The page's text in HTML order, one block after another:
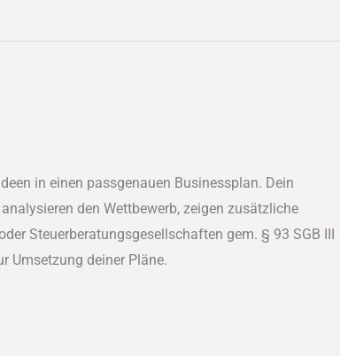
in einen passgenauen Businessplan. Dein
den Wettbewerb, zeigen zusätzliche
Steuerberatungsgesellschaften gem. § 93 SGB III
Umsetzung deiner Pläne.